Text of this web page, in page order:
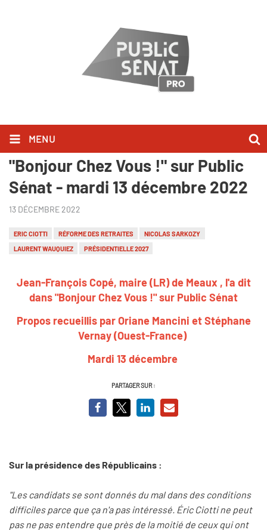
MENU
Jean-François Copé l'a dit dans
"Bonjour Chez Vous !" sur Public
Sénat - mardi 13 décembre 2022
13 DÉCEMBRE 2022
ERIC CIOTTI RÉFORME DES RETRAITES
NICOLAS SARKOZY
LAURENT WAUQUIEZ
PRÉSIDENTIELLE 2027
Jean-François Copé, maire (LR) de Meaux , l'a dit
dans "Bonjour Chez Vous !" sur Public Sénat
Propos recueillis par Oriane Mancini et Stéphane
Vernay (Ouest-France)
Mardi 13 décembre
PARTAGER SUR :
Sur la présidence des Républicains :
"Les candidats se sont donnés du mal dans des conditions
difficiles parce que ça n'a pas intéressé. Éric Ciotti ne peut
pas ne pas entendre que près de la moitié de ceux qui ont